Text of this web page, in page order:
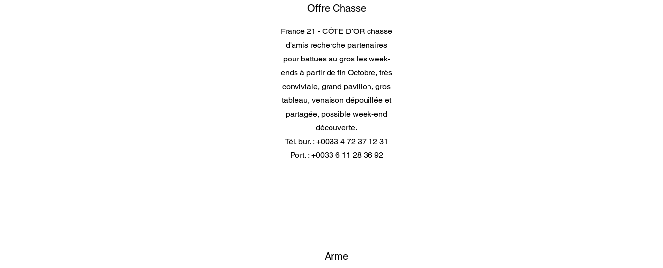
Offre Chasse
France 21 - CÔTE D'OR chasse
d'amis recherche partenaires
pour battues au gros les week-
ends à partir de fin Octobre, très
conviviale, grand pavillon, gros
tableau, venaison dépouillée et
partagée, possible week-end
découverte.
Tél. bur. : +0033 4 72 37 12 31
Port. : +0033 6 11 28 36 92
Arme